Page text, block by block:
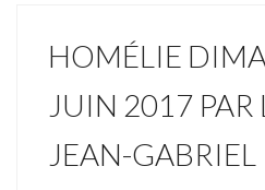
HOMÉLIE
JUIN 2017 PAR
JEAN-GABRIEL